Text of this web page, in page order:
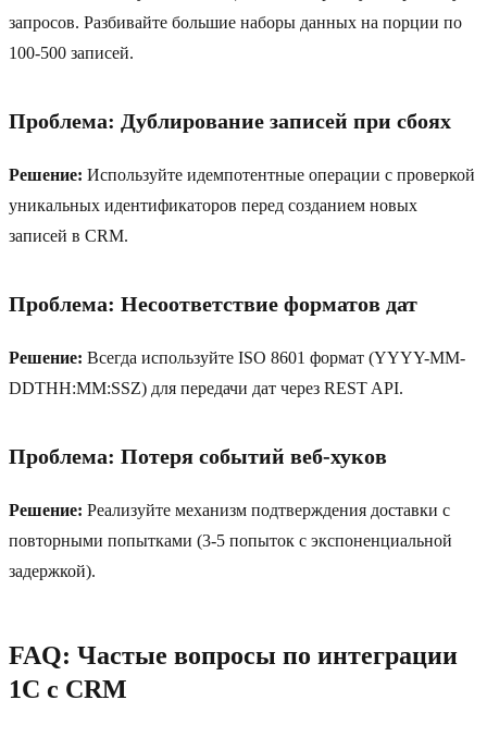
запросов. Разбивайте большие наборы данных на порции по
100-500 записей.
Проблема: Дублирование записей при сбоях
Решение: Используйте идемпотентные операции с проверкой
уникальных идентификаторов перед созданием новых
записей в CRM.
Проблема: Несоответствие форматов дат
Решение: Всегда используйте ISO 8601 формат (YYYY-MM-
DDTHH:MM:SSZ) для передачи дат через REST API.
Проблема: Потеря событий веб‑хуков
Решение: Реализуйте механизм подтверждения доставки с
повторными попытками (3-5 попыток с экспоненциальной
задержкой).
FAQ: Частые вопросы по интеграции
1С с CRM